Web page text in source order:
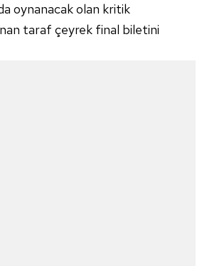
oynanacak olan kritik
taraf çeyrek final biletini